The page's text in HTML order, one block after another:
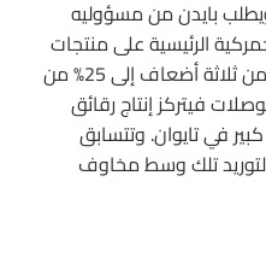
بايدن من مسؤوليه
الرئيسية على منتجات
الصلب والألومنيوم الصينية بأكثر من ثلاثة أضعاف إلى 25% من
فيتركز إنتاج رقائق
في تايوان. وتتسابق
تلك وسط مخاوف